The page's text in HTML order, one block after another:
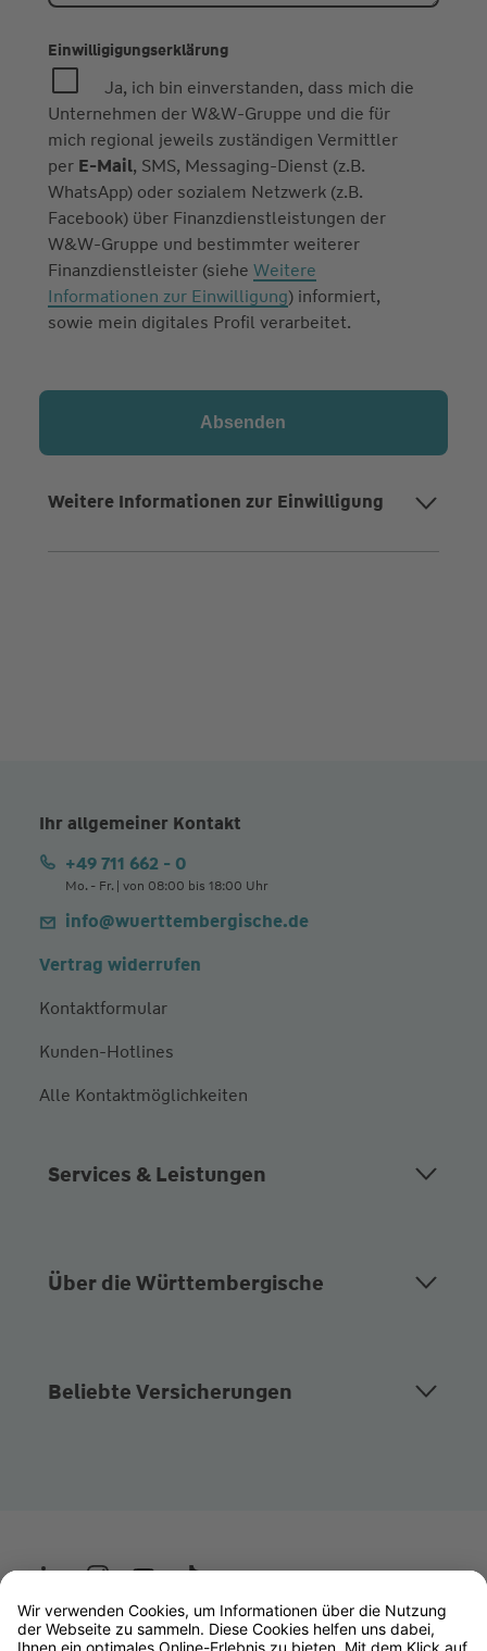
Einwilligigungserklärung
Ja, ich bin einverstanden, dass mich die
Unternehmen der W&W-Gruppe und die für
mich regional jeweils zuständigen Vermittler
per E-Mail, SMS, Messaging-Dienst (z.B.
WhatsApp) oder sozialem Netzwerk (z.B.
Facebook) über Finanzdienstleistungen der
W&W-Gruppe und bestimmter weiterer
Finanzdienstleister (siehe Weitere
Informationen zur Einwilligung) informiert,
sowie mein digitales Profil verarbeitet.
Weitere Informationen zur Einwilligung
Ihr allgemeiner Kontakt
+49 711 662 - 0
Mo. - Fr. | von 08:00 bis 18:00 Uhr
info@wuerttembergische.de
Vertrag widerrufen
Kontaktformular
Kunden-Hotlines
Alle Kontaktmöglichkeiten
Services & Leistungen
Über die Württembergische
Beliebte Versicherungen
Wüstenrot